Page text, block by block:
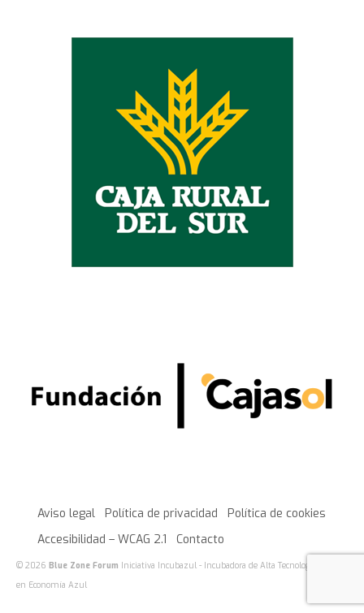
Aviso legal Política de privacidad
Política de cookies
Accesibilidad – WCAG 2.1
Contacto
© 2026 Blue Zone Forum Iniciativa Incubazul - Incubadora de Alta Tecnología basada
en Economía Azul